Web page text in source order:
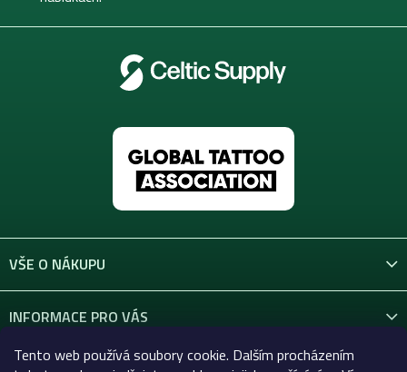
Tento web používá soubory cookie. Dalším procházením
VŠE O NÁKUPU
INFORMACE PRO VÁS